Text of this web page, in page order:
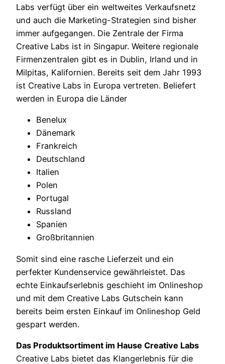
Labs verfügt über ein weltweites Verkaufsnetz
und auch die Marketing-Strategien sind bisher
immer aufgegangen. Die Zentrale der Firma
Creative Labs ist in Singapur. Weitere regionale
Firmenzentralen gibt es in Dublin, Irland und in
Milpitas, Kalifornien. Bereits seit dem Jahr 1993
ist Creative Labs in Europa vertreten. Beliefert
werden in Europa die Länder
Benelux
Dänemark
Frankreich
Deutschland
Italien
Polen
Portugal
Russland
Spanien
Großbritannien
Somit sind eine rasche Lieferzeit und ein
perfekter Kundenservice gewährleistet. Das
echte Einkaufserlebnis geschieht im Onlineshop
und mit dem Creative Labs Gutschein kann
bereits beim ersten Einkauf im Onlineshop Geld
gespart werden.
Das Produktsortiment im Hause Creative Labs
Creative Labs bietet das Klangerlebnis für die